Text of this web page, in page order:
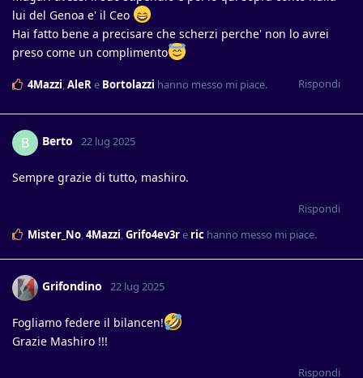
lui del Genoa e' il Ceo
Hai fatto bene a precisare che scherzi perche' non lo avrei
preso come un complimento
Rispondi
4Mazzi AleR e Bortolazzi hanno messo mi piace.
B Berto 22 lug 2025
Sempre grazie di tutto, mashiro.
Rispondi
Mister_No 4Mazzi Grifo4ev3re ric hanno messo mi piace.
Grifondino 22 lug 2025
Fogliamo federe il bilancen!
Grazie Mashiro !!!
Rispondi